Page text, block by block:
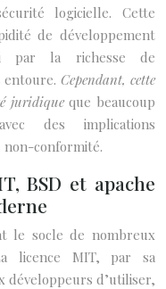
logicielle. Cette
de développement
par la richesse de
entoure.Cependant, cette
juridiqueque beaucoup
des implications
non-conformité.
BSD et apache
le socle de nombreux
licence MIT, par sa
développeurs d’utiliser,